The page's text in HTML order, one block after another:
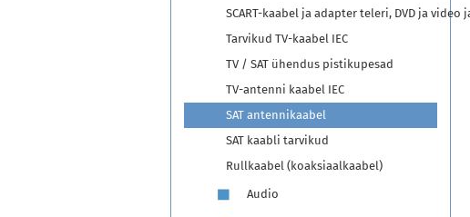
SCART-kaabel ja adapter teleri, DVD ja video
Tarvikud TV-kaabel IEC
TV / SAT ühendus pistikupesad
TV-antenni kaabel IEC
SAT antennikaabel
SAT kaabli tarvikud
Rullkaabel (koaksiaalkaabel)
Audio